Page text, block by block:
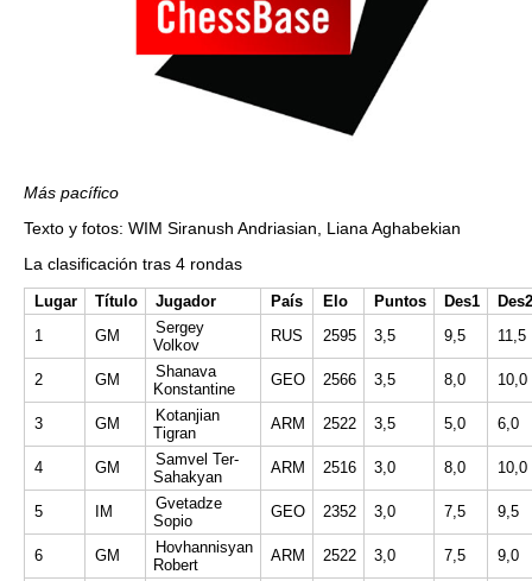
Más pacífico
Texto y fotos: WIM Siranush Andriasian, Liana Aghabekian
La clasificación tras 4 rondas
Lugar Título Jugador País Elo Puntos Des1
1
GM
Sergey
Volkov
RUS 2595 3,5 9,5 11,5
2 GM
Shanava
Konstantine
GEO 2566 3,5 8,0 10,0
3 GM
Kotanjian
Tigran
ARM 2522 3,5 5,0 6,0
4 GM
Samvel Ter-
Sahakyan
ARM 2516 3,0 8,0 10,0
5 IM
Gvetadze
Sopio
GEO 2352 3,0 7,5 9,5
6 GM
Hovhannisyan
Robert
ARM 2522 3,0 7,5 9,0